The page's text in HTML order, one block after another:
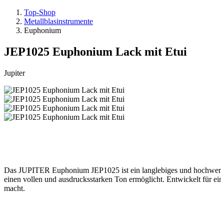
Top-Shop
Metallblasinstrumente
Euphonium
JEP1025 Euphonium Lack mit Etui
Jupiter
Das JUPITER Euphonium JEP1025 ist ein langlebiges und
einen vollen und ausdrucksstarken Ton ermöglicht. Entwickelt für
macht.